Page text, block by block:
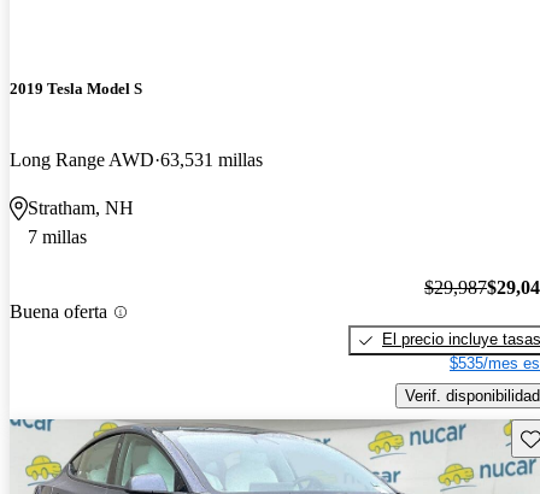
2019 Tesla Model S
Long Range AWD 63,531 millas
Stratham, NH
7 millas
Buena oferta
$29,987
El precio incluye tasas
$535/mes
Verif. disponibilidad